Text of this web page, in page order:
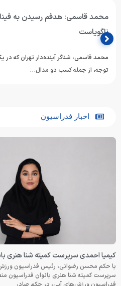
ناگویاست
محمد قاسمی، شناگر آینده‌دار تهران که در
توجه، از جمله کسب دو مدال…
اخبار فدراسیون
کیمیا احمدی سرپرست کمیته شنا هنری
با حکم محسن رضوانی، رئیس فدراسیون
سرپرست کمیته شنا هنری بانوان فدراسیون